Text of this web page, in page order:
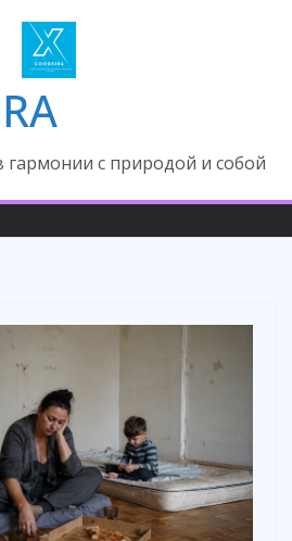
гармонии с природой и собой